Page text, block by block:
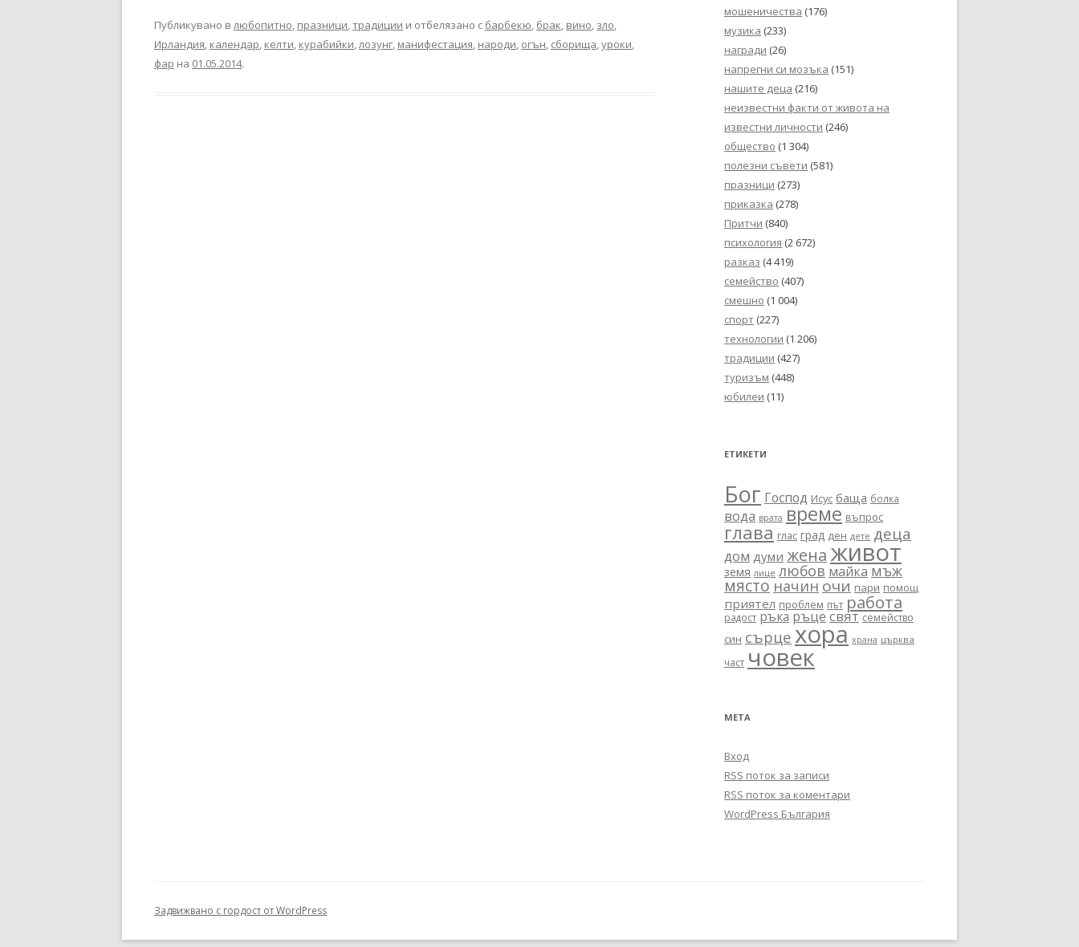
Публикувано влюбопитно, празници,традиции и отбелязано с барбекю, брак, вино, зло,
Ирландия, календар, келти, курабийки,лозунг, манифестация, народи, огън, сборища,уроки,
фар на 01.05.2014.
мошеничества (176)
музика (233)
награди (26)
напрегни си мозъка (151)
нашите деца (216)
неизвестни факти от живота на
известни личности (246)
общество (1 304)
полезни съвети (581)
празници (273)
приказка (278)
Притчи (840)
психология (2 672)
разказ (4 419)
семейство (407)
смешно (1 004)
спорт (227)
технологии (1 206)
традиции (427)
туризъм (448)
юбилеи (11)
ЕТИКЕТИ
Бог Господ Исус баща болка
вода врата време въпрос
глава глас град ден дете деца
дом думи жена живот
земя лице любов майка мъж
място начин очи пари помощ
приятел проблем път работа
радост ръка ръце свят семейство
син сърце хора храна църква
част човек
МЕТА
Вход
RSS поток за записи
RSS поток за коментари
WordPress България
Задвижвано с гордост от WordPress